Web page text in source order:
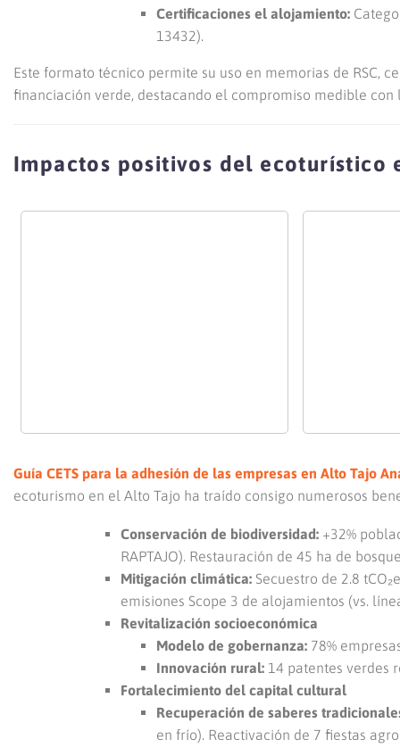
Certificaciones el alojamiento:
13432).
Este formato técnico permite su uso en memorias de RSC,
financiación verde, destacando el compromiso medible
Impactos positivos del ecoturístico
Guía CETS para la adhesión de las empresas en Alto Tajo
ecoturismo en el Alto Tajo ha traído consigo numerosos
Conservación de biodiversidad: +32%
RAPTAJO). Restauración de 45 ha de
Mitigación climática: Secuestro de 2.8
emisiones Scope 3 de alojamientos (vs.
Revitalización socioeconómica
Modelo de gobernanza: 78%
Innovación rural: 14 patentes verdes
Fortalecimiento del capital cultural
Recuperación de saberes
en frío). Reactivación de 7 fiestas